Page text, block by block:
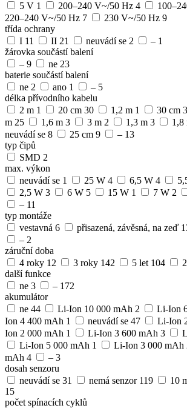
5 V 1 200–240 V~/50 Hz 4
220–240 V~/50 Hz 7 230 V~/50 Hz 9
třída ochrany
I 11 II 21 neuvádí se 2 – 1
žárovka součástí balení
– 9 ne 23
baterie součástí balení
ne 2 ano 1 – 5
délka přívodního kabelu
2 m 1 20 cm 30 1,2 m 1 30 cm
m 25 1,6 m 3 3 m 2 1,3 m 3 1,8
neuvádí se 8 25 cm 9 – 13
typ čipů
SMD 2
max. výkon
neuvádí se 1 25 W 4 6,5 W 4
2,5 W 3 6 W 5 15 W 1 7 W 2
– 11
typ montáže
vestavná 6 přisazená, závěsná, na zeď
– 2
záruční doba
4 roky 12 3 roky 142 5 let 104
další funkce
ne 3 – 172
akumulátor
ne 44 Li-Ion 10 000 mAh 2 Li-Ion
Ion 4 400 mAh 1 neuvádí se 47 Li-Ion
Ion 2 000 mAh 1 Li-Ion 3 600 mAh 3
Li-Ion 5 000 mAh 1 Li-Ion 3 000 mAh
mAh 4 – 3
dosah senzoru
neuvádí se 31 nemá senzor 119 10
15
počet spínacích cyklů